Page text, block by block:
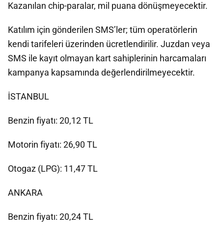
Kazanılan chip-paralar, mil puana dönüşmeyecektir.
Katılım için gönderilen SMS’ler; tüm operatörlerin
kendi tarifeleri üzerinden ücretlendirilir. Juzdan veya
SMS ile kayıt olmayan kart sahiplerinin harcamaları
kampanya kapsamında değerlendirilmeyecektir.
İSTANBUL
Benzin fiyatı: 20,12 TL
Motorin fiyatı: 26,90 TL
Otogaz (LPG): 11,47 TL
ANKARA
Benzin fiyatı: 20,24 TL